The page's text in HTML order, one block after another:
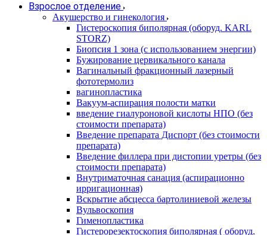
Взрослое отделение
Акушерство и гинекология
Гистероскопия биполярная (оборуд. KARL
STORZ)
Биопсия 1 зона (с использованием энергии)
Бужирование цервикального канала
Вагинальный фракционный лазерный
фототермолиз
вагинопластика
Вакуум-аспирация полости матки
введение гиалуроновой кислоты НПО (без
стоимости препарата)
Введение препарата Диспорт (без стоимости
препарата)
Введение филлера при дистопии уретры (без
стоимости препарата)
Внутриматочная санация (аспирационно
ирригационная)
Вскрытие абсцесса бартолиниевой железы
Вульвоскопия
Гименопластика
Гистерорезектоскопия биполярная ( оборуд.